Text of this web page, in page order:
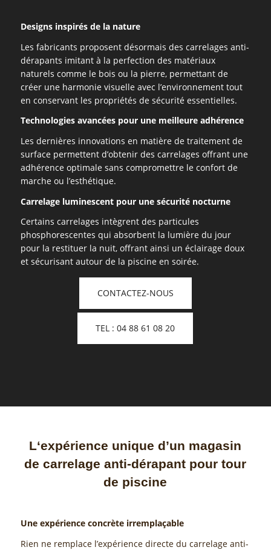
Designs inspirés de la nature
Les fabricants proposent désormais des carrelages anti-
dérapants imitant à la perfection des matériaux
naturels comme le bois ou la pierre, permettant de
créer une harmonie visuelle avec l’environnement tout
en conservant les propriétés de sécurité essentielles.
Technologies avancées pour une meilleure adhérence
Les dernières innovations en matière de traitement de
surface permettent d’obtenir des carrelages offrant une
adhérence optimale sans compromettre le confort de
marche ou l’esthétique.
Carrelage luminescent pour une sécurité nocturne
Certains carrelages intègrent des particules
phosphorescentes qui absorbent la lumière du jour
pour la restituer la nuit, offrant ainsi un éclairage doux
et sécurisant autour de la piscine en soirée.
CONTACTEZ-NOUS
TEL : 04 88 61 08 20
L‘expérience unique d’un magasin
de carrelage anti-dérapant pour tour
de piscine
Une expérience concrète irremplaçable
Rien ne remplace l’expérience directe du carrelage anti-